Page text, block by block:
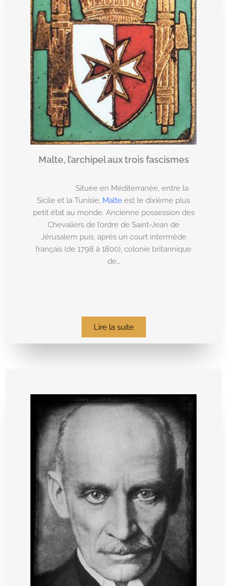
Malte, l’archipel aux trois fascismes
Située en Méditerranée, entre la
Sicile et la Tunisie, Malte est le dixième plus
petit état au monde. Ancienne possession des
Chevaliers de l’ordre de Saint-Jean de
Jérusalem puis, après un court intermède
français (de 1798 à 1800), colonie britannique
de…
Lire la suite